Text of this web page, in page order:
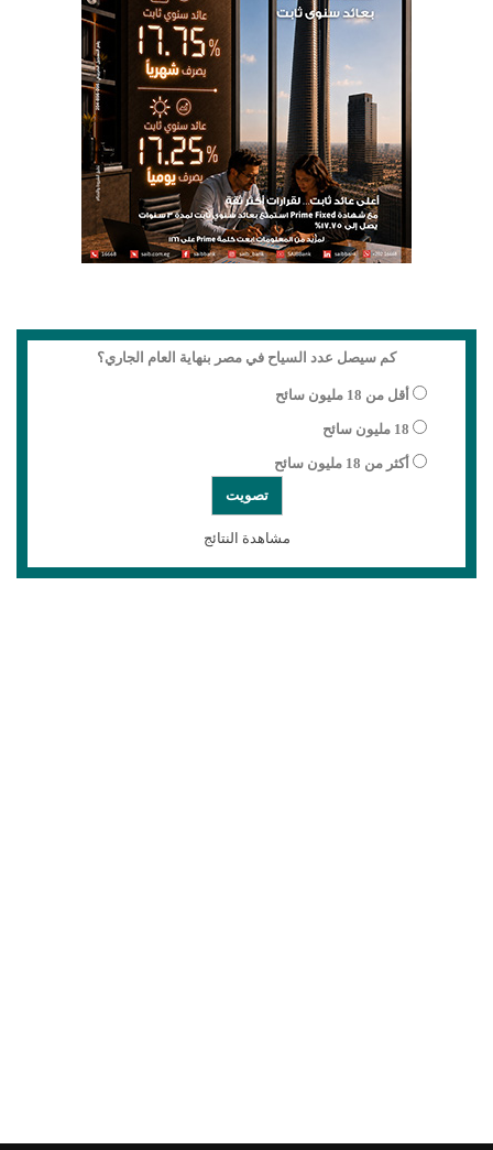
كم سيصل عدد السياح في مصر بنهاية العام الجاري؟
أقل من 18 مليون سائح
18 مليون سائح
أكثر من 18 مليون سائح
مشاهدة النتائج